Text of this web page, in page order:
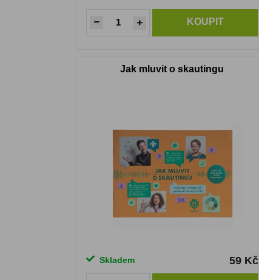
KOUPIT
Jak mluvit o skautingu
Skladem 59 Kč